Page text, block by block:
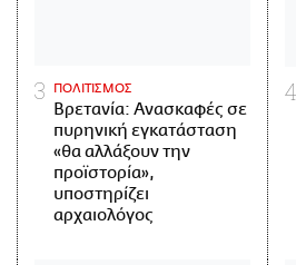
ΠΟΛΙΤΙΣΜΟΣ
Βρετανία: Ανασκαφές σε
πυρηνική εγκατάσταση
«θα αλλάξουν την
προϊστορία»,
υποστηρίζει
αρχαιολόγος